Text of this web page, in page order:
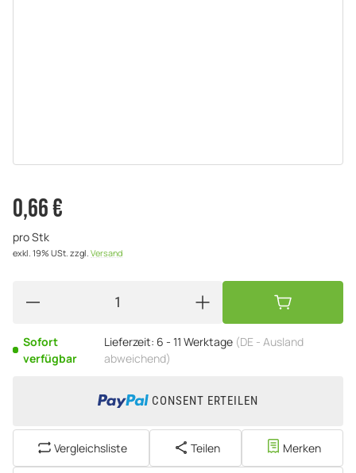
0,66 €
pro Stk
exkl. 19% USt. zzgl. Versand
Sofort
verfügbar
Lieferzeit: 6 - 11 Werktage (DE - Ausland
abweichend)
CONSENT ERTEILEN
Vergleichsliste Teilen Merken